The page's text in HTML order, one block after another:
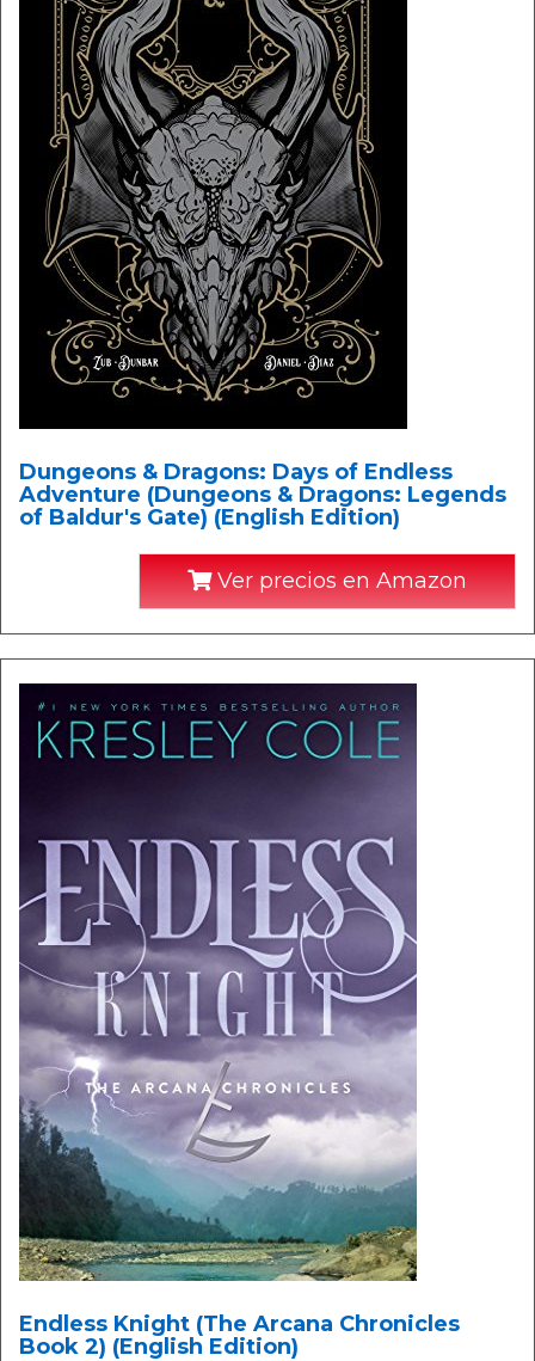
Dungeons & Dragons: Days of Endless
Adventure (Dungeons & Dragons: Legends
of Baldur's Gate) (English Edition)
Ver precios en Amazon
Endless Knight (The Arcana Chronicles
Book 2) (English Edition)